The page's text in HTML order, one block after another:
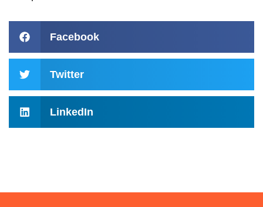
Facebook
Twitter
LinkedIn